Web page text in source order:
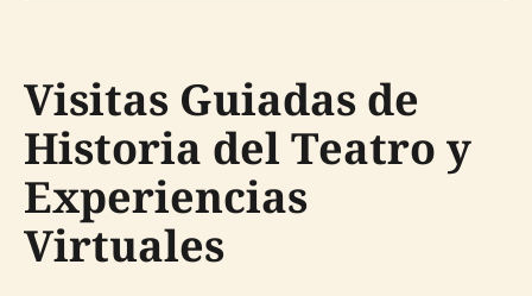
Visitas Guiadas de
Historia del Teatro y
Experiencias
Virtuales